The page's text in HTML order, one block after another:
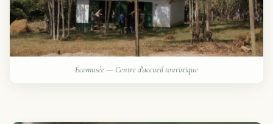
Écomusée — Centre d'accueil touristique